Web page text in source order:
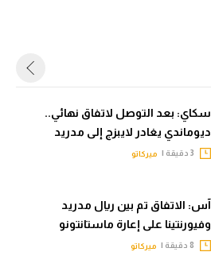
سكاي: بعد التوصل لاتفاق نهائي..
ديوماندي يغادر لايبزج إلى مدريد
ميركاتو
آس: الاتفاق تم بين ريال مدريد
وفيورنتينا على إعارة ماستانتونو
ميركاتو